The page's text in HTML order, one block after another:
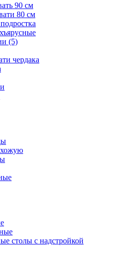
90 см
80 см
(5)
чердака
столы с надстройкой